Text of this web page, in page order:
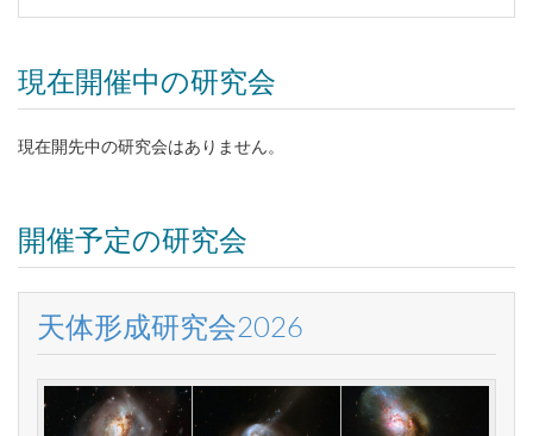
現在開催中の研究会
現在開先中の研究会はありません。
開催予定の研究会
天体形成研究会2026